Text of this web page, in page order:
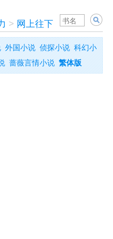
> 网上往下
外国小说 侦探小说 科幻小
蔷薇言情小说 繁体版